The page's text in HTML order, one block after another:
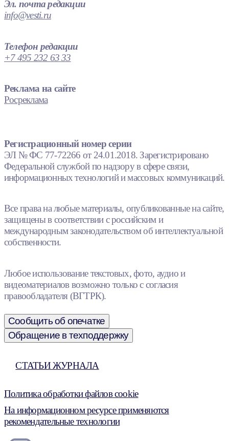
Эл. почта редакции
info@vesti.ru
Телефон редакции
+7 495 232 63 33
Реклама на сайте
Росреклама
Регистрационный номер серии
ЭЛ № ФС 77-72266 от 24.01.2018. Зарегистрировано
Федеральной службой по надзору в сфере связи,
информационных технологий и массовых коммуникаций.
Все права на любые материалы, опубликованные на сайте,
защищены в соответствии с российским и
международным законодательством об интеллектуальной
собственности.
Любое использование текстовых, фото, аудио и
видеоматериалов возможно только с согласия
правообладателя (ВГТРК).
Сообщить об опечатке
Обращение в техподдержку
СТАТЬИ ЖУРНАЛА
Политика обработки файлов cookie
На информационном ресурсе применяются
рекомендательные технологии